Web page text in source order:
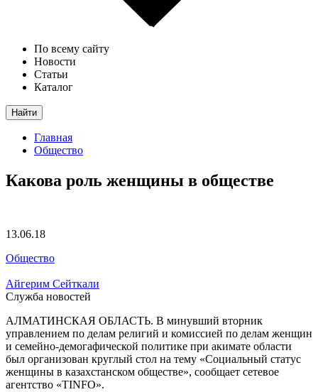
По всему сайту
Новости
Статьи
Каталог
Найти
Главная
Общество
Какова роль женщины в обществе
13.06.18
Общество
Айгерим Сейткали
Служба новостей
АЛМАТИНСКАЯ ОБЛАСТЬ. В минувший вторник
управлением по делам религий и комиссией по делам женщин
и семейно-демогафической политике при акимате области
был организован круглый стол на тему «Социальный статус
женщины в казахстанском обществе», сообщает сетевое
агентство «TINFO».